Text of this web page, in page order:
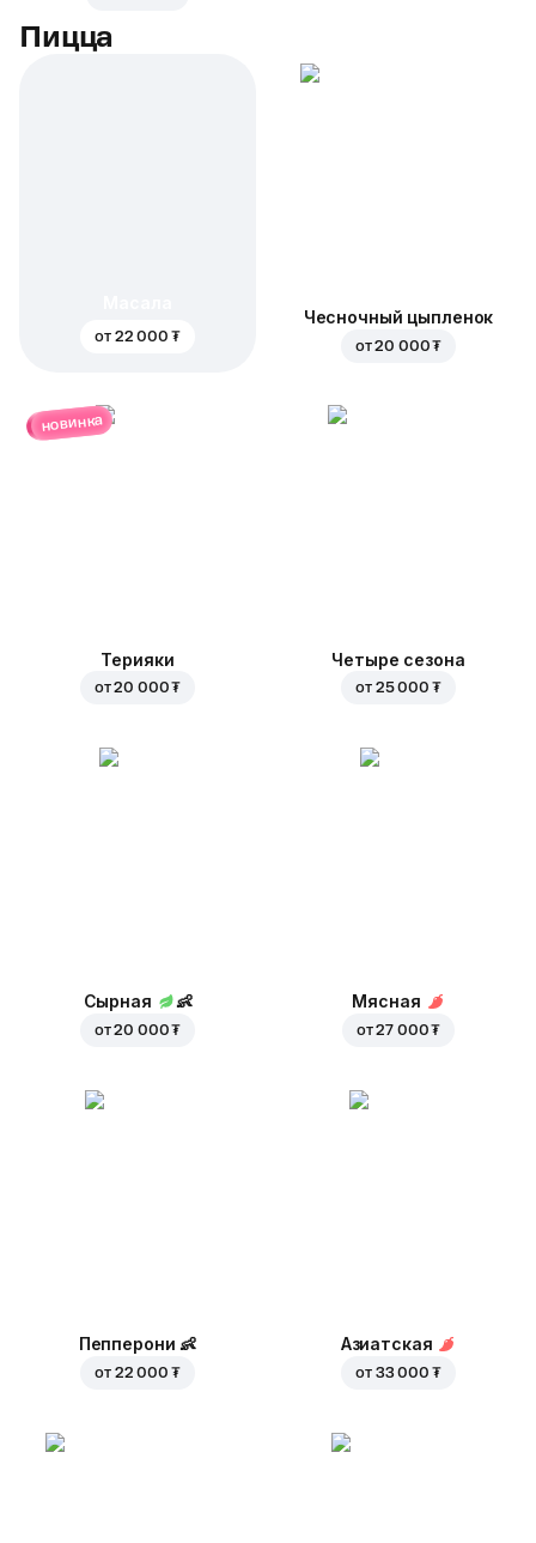
Пицца
от 22 000 ₮
Чесночный цыпленок
от20 000 ₮
новинка
Терияки
от20 000 ₮
Четыре сезона
от 25 000 ₮
Сырная 👶
от20 000 ₮
Мясная
от27 000 ₮
Пепперони 👶
от 22 000 ₮
Азиатская
от 33 000 ₮